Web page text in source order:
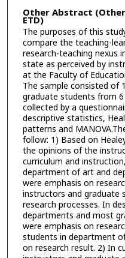
Other Abstract
ETD)
The purposes of this
compare the teaching-
research-teaching nexus
state as perceived by
at the Faculty of
The sample consisted of
graduate students from
collected by a
descriptive statistics,
patterns and
follow: 1) Based on
the opinions of the
curriculum and
department of art and
were emphasis on
instructors and graduate
research processes. In
departments and most
were emphasis on
students in department
on research result. 2) In